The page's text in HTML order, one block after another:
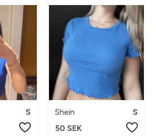
S
Shein
S
50 SEK